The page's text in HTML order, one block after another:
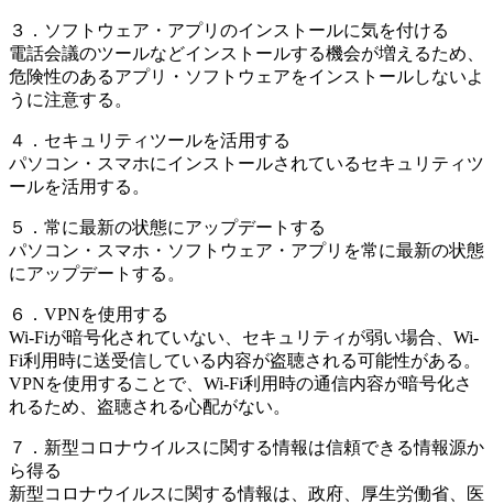
３．ソフトウェア・アプリのインストールに気を付ける
電話会議のツールなどインストールする機会が増えるため、
危険性のあるアプリ・ソフトウェアをインストールしないよ
うに注意する。
４．セキュリティツールを活用する
パソコン・スマホにインストールされているセキュリティツ
ールを活用する。
５．常に最新の状態にアップデートする
パソコン・スマホ・ソフトウェア・アプリを常に最新の状態
にアップデートする。
６．VPNを使用する
Wi-Fiが暗号化されていない、セキュリティが弱い場合、Wi-
Fi利用時に送受信している内容が盗聴される可能性がある。
VPNを使用することで、Wi-Fi利用時の通信内容が暗号化さ
れるため、盗聴される心配がない。
７．新型コロナウイルスに関する情報は信頼できる情報源か
ら得る
新型コロナウイルスに関する情報は、政府、厚生労働省、医